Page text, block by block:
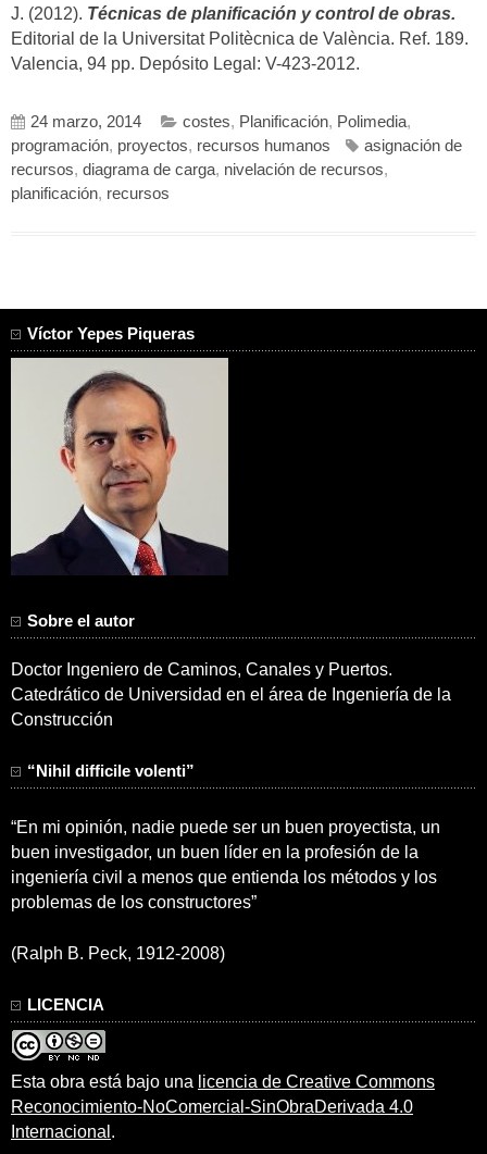
J. (2012). Técnicas de planificación y control de obras.
Editorial de la Universitat Politècnica de València. Ref. 189.
Valencia, 94 pp. Depósito Legal: V-423-2012.
24 marzo, 2014 costes, Planificación, Polimedia,
programación, proyectos, recursos humanos
asignación de
recursos, diagrama de carga, nivelación de recursos,
planificación, recursos
Víctor Yepes Piqueras
Sobre el autor
Doctor Ingeniero de Caminos, Canales y Puertos.
Catedrático de Universidad en el área de Ingeniería de la
Construcción
“Nihil difficile volenti”
“En mi opinión, nadie puede ser un buen proyectista, un
buen investigador, un buen líder en la profesión de la
ingeniería civil a menos que entienda los métodos y los
problemas de los constructores”
(Ralph B. Peck, 1912-2008)
LICENCIA
Esta obra está bajo una licencia de Creative Commons
Reconocimiento-NoComercial-SinObraDerivada 4.0
Internacional .